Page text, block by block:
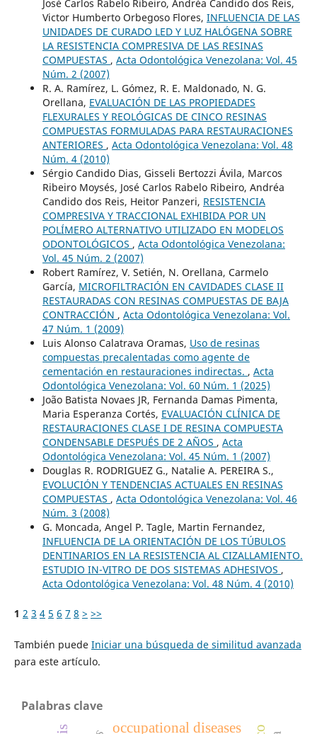
José Carlos Rabelo Ribeiro, Andréa Candido dos Reis,
Victor Humberto Orbegoso Flores, INFLUENCIA DE LAS
UNIDADES DE CURADO LED Y LUZ HALÓGENA SOBRE
LA RESISTENCIA COMPRESIVA DE LAS RESINAS
COMPUESTAS , Acta Odontológica Venezolana: Vol. 45
Núm. 2 (2007)
R. A. Ramírez, L. Gómez, R. E. Maldonado, N. G.
Orellana, EVALUACIÓN DE LAS PROPIEDADES
FLEXURALES Y REOLÓGICAS DE CINCO RESINAS
COMPUESTAS FORMULADAS PARA RESTAURACIONES
ANTERIORES , Acta Odontológica Venezolana: Vol. 48
Núm. 4 (2010)
Sérgio Candido Dias, Gisseli Bertozzi Ávila, Marcos
Ribeiro Moysés, José Carlos Rabelo Ribeiro, Andréa
Candido dos Reis, Heitor Panzeri, RESISTENCIA
COMPRESIVA Y TRACCIONAL EXHIBIDA POR UN
POLÍMERO ALTERNATIVO UTILIZADO EN MODELOS
ODONTOLÓGICOS , Acta Odontológica Venezolana:
Vol. 45 Núm. 2 (2007)
Robert Ramírez, V. Setién, N. Orellana, Carmelo
García, MICROFILTRACIÓN EN CAVIDADES CLASE II
RESTAURADAS CON RESINAS COMPUESTAS DE BAJA
CONTRACCIÓN , Acta Odontológica Venezolana: Vol.
47 Núm. 1 (2009)
Luis Alonso Calatrava Oramas, Uso de resinas
compuestas precalentadas como agente de
cementación en restauraciones indirectas. , Acta
Odontológica Venezolana: Vol. 60 Núm. 1 (2025)
João Batista Novaes JR, Fernanda Damas Pimenta,
Maria Esperanza Cortés, EVALUACIÓN CLÍNICA DE
RESTAURACIONES CLASE I DE RESINA COMPUESTA
CONDENSABLE DESPUÉS DE 2 AÑOS , Acta
Odontológica Venezolana: Vol. 45 Núm. 1 (2007)
Douglas R. RODRIGUEZ G., Natalie A. PEREIRA S.,
EVOLUCIÓN Y TENDENCIAS ACTUALES EN RESINAS
COMPUESTAS , Acta Odontológica Venezolana: Vol. 46
Núm. 3 (2008)
G. Moncada, Angel P. Tagle, Martin Fernandez,
INFLUENCIA DE LA ORIENTACIÓN DE LOS TÚBULOS
DENTINARIOS EN LA RESISTENCIA AL CIZALLAMIENTO.
ESTUDIO IN-VITRO DE DOS SISTEMAS ADHESIVOS ,
Acta Odontológica Venezolana: Vol. 48 Núm. 4 (2010)
1 2 3 4 5 6 7 8 > >>
También puede Iniciar una búsqueda de similitud avanzada
para este artículo.
Palabras clave
occupational diseases